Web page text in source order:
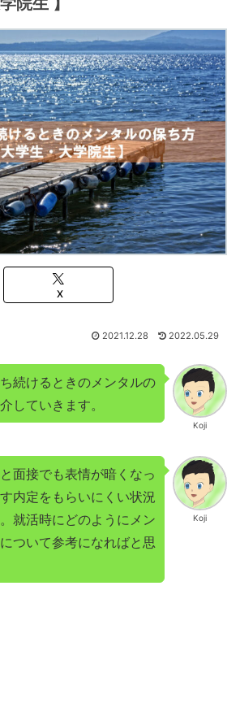
X
2021.12.28 2022.05.29
Koji
続けるときのメンタルの
していきます。
Koji
面接でも表情が暗くなっ
内定をもらいにくい状況
就活時にどのようにメン
ついて参考になればと思